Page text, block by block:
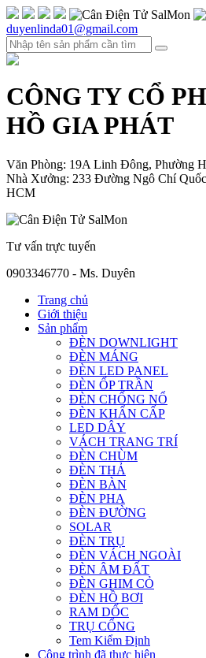
duyenlinda01@gmail.com
CÔNG TY CỔ
HỒ GIA PHÁT
Văn Phòng: 19A Linh Đông, Phường
Nhà Xưởng: 233 Đường Ngô Chí
HCM
Tư vấn trực tuyến
0903346770 - Ms. Duyên
Trang chủ
Giới thiệu
Sản phẩm
ĐÈN DOWNLIGHT
ĐÈN MÁNG
ĐÈN LED PANEL
ĐÈN ỐP TRẦN
ĐÈN CHỐNG NỔ
ĐÈN KHẨN CẤP
LED DÂY
VÁCH TRANG TRÍ
ĐÈN CHÙM
ĐÈN THẢ
ĐÈN BÀN
ĐÈN PHA
ĐÈN ĐƯỜNG
SOLAR
ĐÈN TRỤ
ĐÈN VÁCH NGOÀI
ĐÈN ÂM ĐẤT
ĐÈN GHIM CỎ
ĐÈN HỒ BƠI
RAM DỐC
TRỤ CỔNG
Tem Kiểm Định
Công trình đã thực hiện